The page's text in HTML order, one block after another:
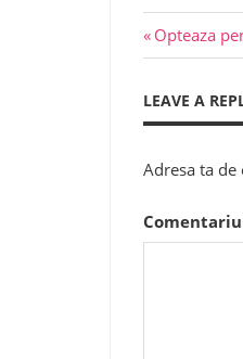
articole
Previous
Post:
Opteaza
LEAVE A
Adresa ta
Comentariu